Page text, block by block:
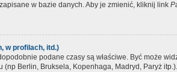
w bazie danych. Aby je zmienić, kliknij link
w profilach, itd.)
podane czasy są właściwe. Być może
Berlin, Bruksela, Kopenhaga, Madryd, Paryż